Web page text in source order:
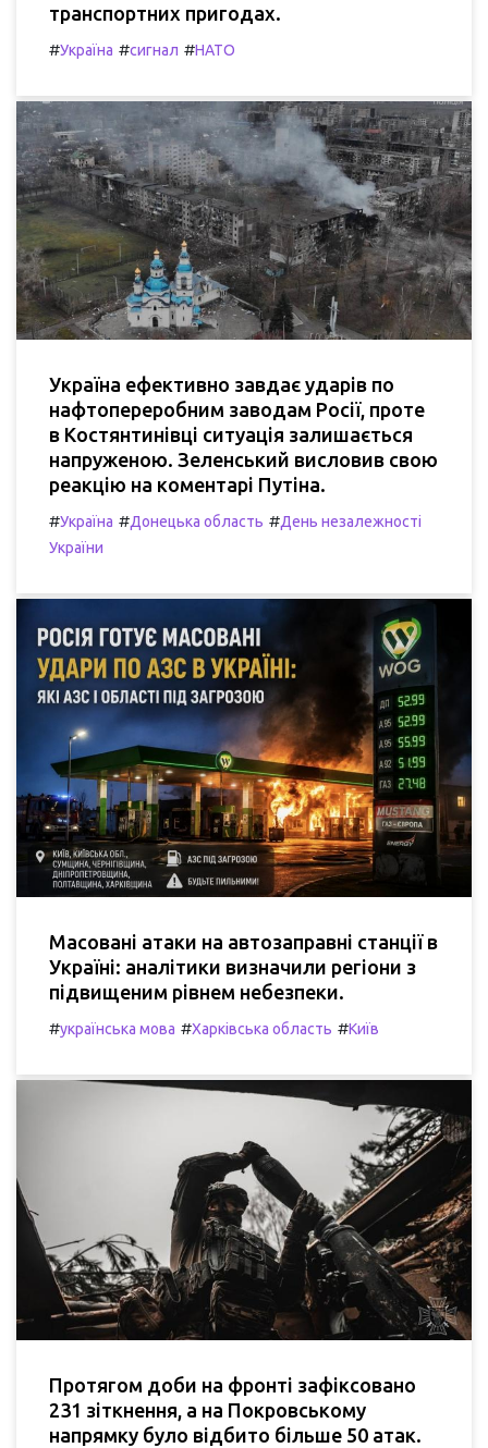
транспортних пригодах.
#Україна #сигнал #НАТО
Україна ефективно завдає ударів по
нафтопереробним заводам Росії, проте
в Костянтинівці ситуація залишається
напруженою. Зеленський висловив свою
реакцію на коментарі Путіна.
#Україна #Донецька область #День незалежності
України
Масовані атаки на автозаправні станції в
Україні: аналітики визначили регіони з
підвищеним рівнем небезпеки.
#українська мова #Харківська область #Київ
Протягом доби на фронті зафіксовано
231 зіткнення, а на Покровському
напрямку було відбито більше 50 атак.